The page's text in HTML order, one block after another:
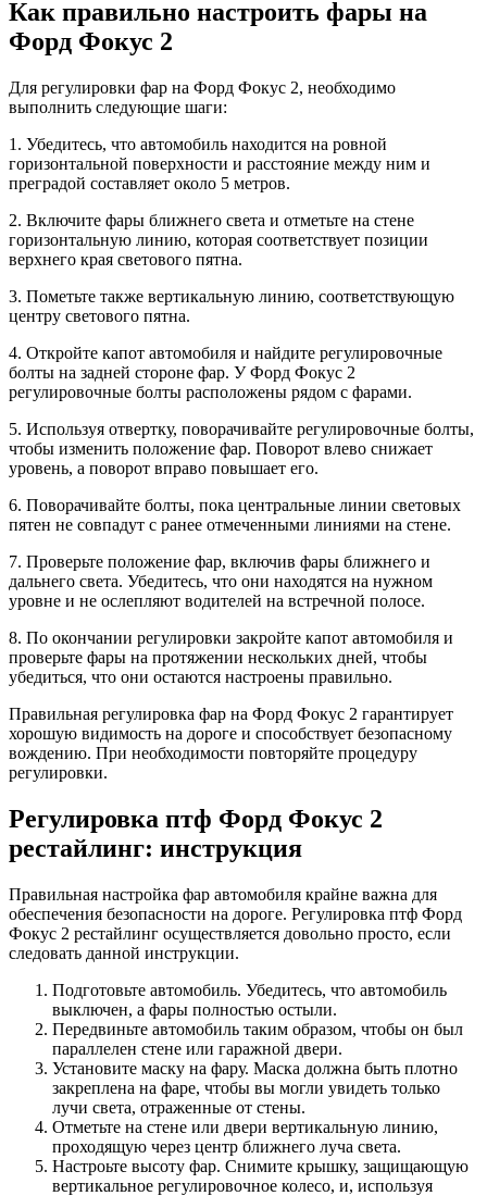
Как правильно настроить фары на
Форд Фокус 2
Для регулировки фар на Форд Фокус 2, необходимо
выполнить следующие шаги:
1. Убедитесь, что автомобиль находится на ровной
горизонтальной поверхности и расстояние между ним и
преградой составляет около 5 метров.
2. Включите фары ближнего света и отметьте на стене
горизонтальную линию, которая соответствует позиции
верхнего края светового пятна.
3. Пометьте также вертикальную линию, соответствующую
центру светового пятна.
4. Откройте капот автомобиля и найдите регулировочные
болты на задней стороне фар. У Форд Фокус 2
регулировочные болты расположены рядом с фарами.
5. Используя отвертку, поворачивайте регулировочные болты,
чтобы изменить положение фар. Поворот влево снижает
уровень, а поворот вправо повышает его.
6. Поворачивайте болты, пока центральные линии световых
пятен не совпадут с ранее отмеченными линиями на стене.
7. Проверьте положение фар, включив фары ближнего и
дальнего света. Убедитесь, что они находятся на нужном
уровне и не ослепляют водителей на встречной полосе.
8. По окончании регулировки закройте капот автомобиля и
проверьте фары на протяжении нескольких дней, чтобы
убедиться, что они остаются настроены правильно.
Правильная регулировка фар на Форд Фокус 2 гарантирует
хорошую видимость на дороге и способствует безопасному
вождению. При необходимости повторяйте процедуру
регулировки.
Регулировка птф Форд Фокус 2
рестайлинг: инструкция
Правильная настройка фар автомобиля крайне важна для
обеспечения безопасности на дороге. Регулировка птф Форд
Фокус 2 рестайлинг осуществляется довольно просто, если
следовать данной инструкции.
Подготовьте автомобиль. Убедитесь, что автомобиль
выключен, а фары полностью остыли.
Передвиньте автомобиль таким образом, чтобы он был
параллелен стене или гаражной двери.
Установите маску на фару. Маска должна быть плотно
закреплена на фаре, чтобы вы могли увидеть только
лучи света, отраженные от стены.
Отметьте на стене или двери вертикальную линию,
проходящую через центр ближнего луча света.
Настроьте высоту фар. Снимите крышку, защищающую
вертикальное регулировочное колесо, и, используя